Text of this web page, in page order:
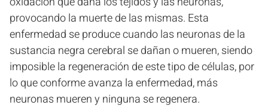
provocando la muerte de las mismas. Esta
enfermedad se produce cuando las neuronas de la
sustancia negra cerebral se dañan o mueren, siendo
imposible la regeneración de este tipo de células, por
lo que conforme avanza la enfermedad, más
neuronas mueren y ninguna se regenera.